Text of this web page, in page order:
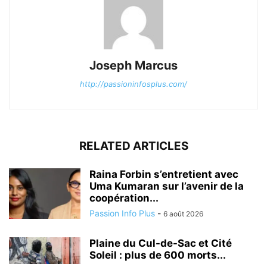
Joseph Marcus
http://passioninfosplus.com/
RELATED ARTICLES
Raina Forbin s’entretient avec
Uma Kumaran sur l’avenir de la
coopération...
Passion Info Plus - 6 août 2026
Plaine du Cul-de-Sac et Cité
Soleil : plus de 600 morts...